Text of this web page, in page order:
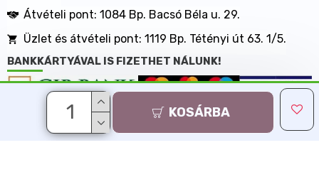
KOSÁRBA
Átvételi pont: 1084 Bp. Bacsó Béla u. 29.
Üzlet és átvételi pont: 1119 Bp. Tétényi út 63. 1/5.
BANKKÁRTYÁVAL IS FIZETHET NÁLUNK!
Minden jog fenntartva, MaxShopping Kft. 2013-2026
Árukereső.hu